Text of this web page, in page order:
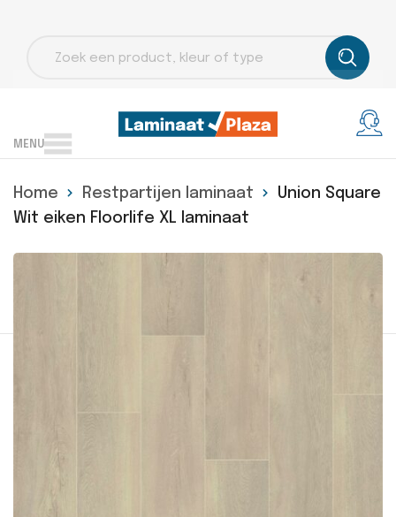
zoeken
MENU
Home Restpartijen laminaat
Union Square
Wit eiken Floorlife XL laminaat